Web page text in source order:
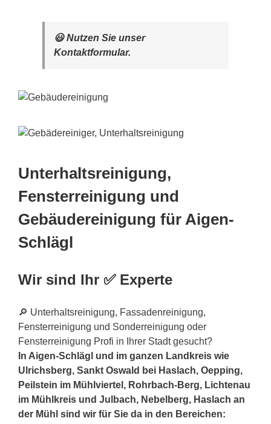
😃 Nutzen Sie unser
Kontaktformular.
Unterhaltsreinigung,
Fensterreinigung und
Gebäudereinigung für Aigen-
Schlägl
Wir sind Ihr ✅ Experte
🔎 Unterhaltsreinigung, Fassadenreinigung,
Fensterreinigung und Sonderreinigung oder
Fensterreinigung Profi in Ihrer Stadt gesucht?
In Aigen-Schlägl und im ganzen Landkreis wie
Ulrichsberg, Sankt Oswald bei Haslach, Oepping,
Peilstein im Mühlviertel, Rohrbach-Berg, Lichtenau
im Mühlkreis und Julbach, Nebelberg, Haslach an
der Mühl sind wir für Sie da in den Bereichen: